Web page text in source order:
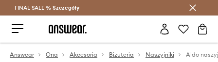
Oszczędzaj z Answear Club >
FINAL SALE % Szczegóły
Answear Ona Akcesoria Biżuteria Naszyjniki Aldo